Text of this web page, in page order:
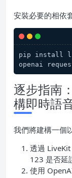
安裝必要的相依
pip install
openai
逐步指南
構即時語
我們將建構一個
透過
123 是否延
使用